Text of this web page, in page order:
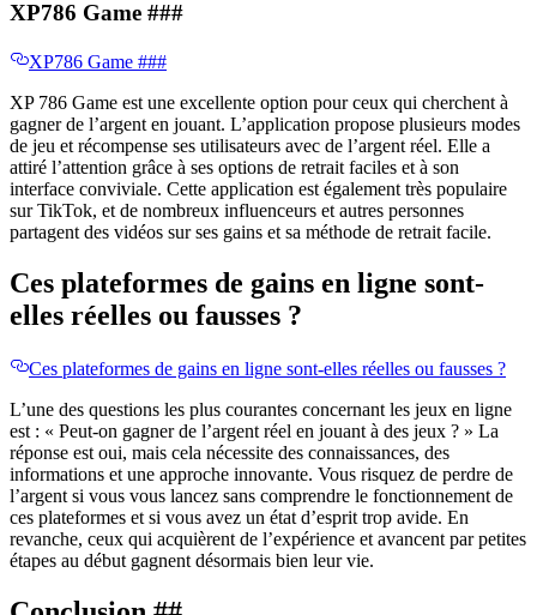
XP786 Game ​​###
XP786 Game ​​###
XP 786 Game est une excellente option pour ceux qui cherchent à
gagner de l’argent en jouant. L’application propose plusieurs modes
de jeu et récompense ses utilisateurs avec de l’argent réel. Elle a
attiré l’attention grâce à ses options de retrait faciles et à son
interface conviviale. Cette application est également très populaire
sur TikTok, et de nombreux influenceurs et autres personnes
partagent des vidéos sur ses gains et sa méthode de retrait facile.
Ces plateformes de gains en ligne sont-
elles réelles ou fausses ?
Ces plateformes de gains en ligne sont-elles réelles ou fausses ?
L’une des questions les plus courantes concernant les jeux en ligne
est : « Peut-on gagner de l’argent réel en jouant à des jeux ? » La
réponse est oui, mais cela nécessite des connaissances, des
informations et une approche innovante. Vous risquez de perdre de
l’argent si vous vous lancez sans comprendre le fonctionnement de
ces plateformes et si vous avez un état d’esprit trop avide. En
revanche, ceux qui acquièrent de l’expérience et avancent par petites
étapes au début gagnent désormais bien leur vie.